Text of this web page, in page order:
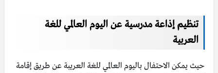
تنظيم إذاعة مدرسية عن اليوم العالمي للغة
العربية
حيث يمكن الاحتفال باليوم العالمي للغة العريبة عن طريق إقامة